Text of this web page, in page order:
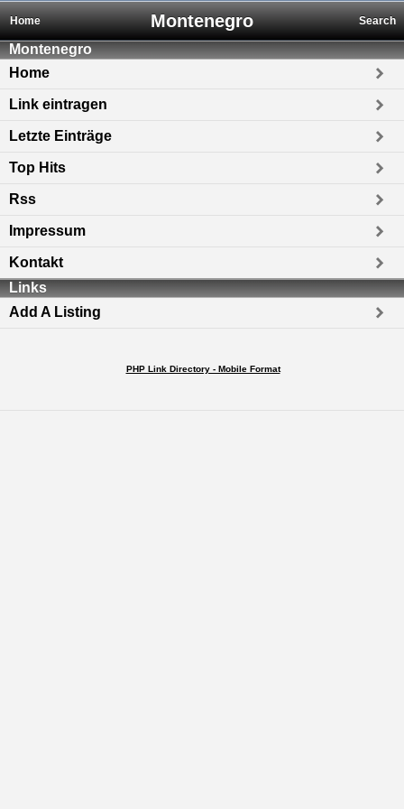
Montenegro
Home Search
Montenegro
Home
Link eintragen
Letzte Einträge
Top Hits
Rss
Impressum
Kontakt
Links
Add A Listing
PHP Link Directory - Mobile Format